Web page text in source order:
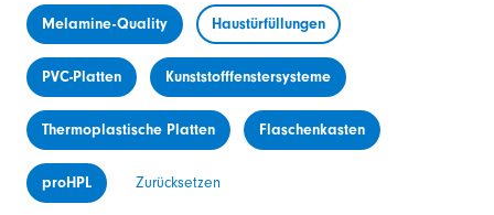
Melamine-Quality Haustürfüllungen
PVC-Platten Kunststofffenstersysteme
Thermoplastische Platten Flaschenkasten
proHPL Zurücksetzen